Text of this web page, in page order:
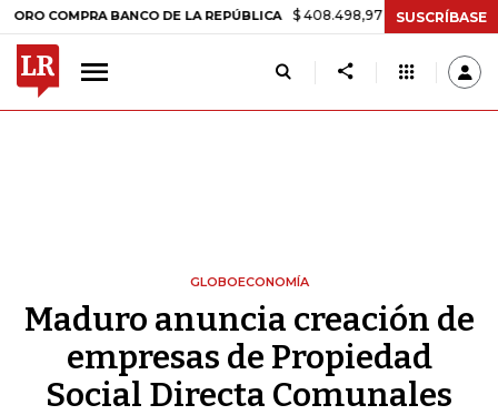
BANCO DE LA REPÚBLICA $ 408.498,97 +$ 8.753,81 +2,19%
SUSCRÍBASE
GLOBOECONOMÍA
Maduro anuncia creación de
empresas de Propiedad
Social Directa Comunales